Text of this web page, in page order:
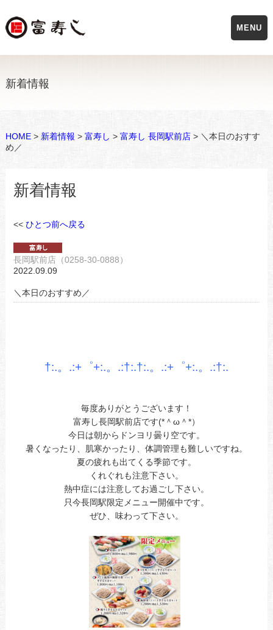
新着情報
HOME> 新着情報 > 富寿し > 富寿し 長岡駅前店> ＼本日のおすす
め／
新着情報
<< ひとつ前へ戻る
長岡駅前店（0258-30-0888）
2022.09.09
＼本日のおすすめ／
†:.。.:+゜+:.。.:†:.†:.。.:+゜+:.。.:†:.
毎度ありがとうございます！
富寿し長岡駅前店です(*＾ω＾*）
今日は朝からドンヨリ曇り空です。
暑くなったり、肌寒かったり、体調管理も難しいですね。
夏の疲れも出てくる季節です。
くれぐれも注意下さい。
熱中症には注意してお過ごし下さい。
只今長岡駅限定メニュー開催中です。
ぜひ、味わって下さい。
MENU